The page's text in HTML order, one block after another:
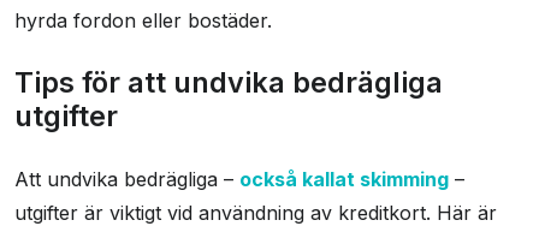
hyrda fordon eller bostäder.
Tips för att undvika bedrägliga
utgifter
Att undvika bedrägliga – också kallat skimming –
utgifter är viktigt vid användning av kreditkort. Här är